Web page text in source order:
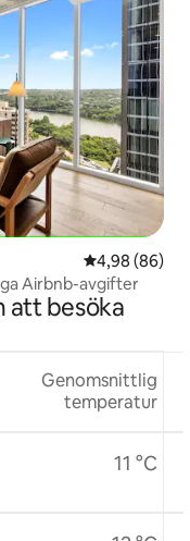
4,98 av 5 i
4,98 (86)
Airbnb-avgifter
att besöka
Genomsnittlig
temperatur
11 °C